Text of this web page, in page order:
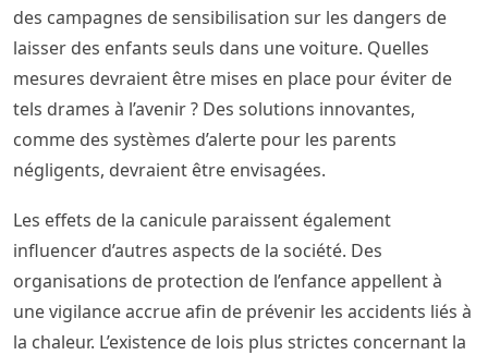
des campagnes de sensibilisation sur les dangers de
laisser des enfants seuls dans une voiture. Quelles
mesures devraient être mises en place pour éviter de
tels drames à l’avenir ? Des solutions innovantes,
comme des systèmes d’alerte pour les parents
négligents, devraient être envisagées.
Les effets de la canicule paraissent également
influencer d’autres aspects de la société. Des
organisations de protection de l’enfance appellent à
une vigilance accrue afin de prévenir les accidents liés à
la chaleur. L’existence de lois plus strictes concernant la